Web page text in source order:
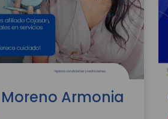
Armonia